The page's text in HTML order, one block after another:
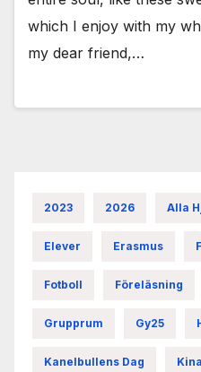
which I enjoy with my
my dear friend,…
2023 2026 Alla
Elever Erasmus
Fotboll Föreläsning
Grupprum Gy25
Kanelbullens Dag Kina